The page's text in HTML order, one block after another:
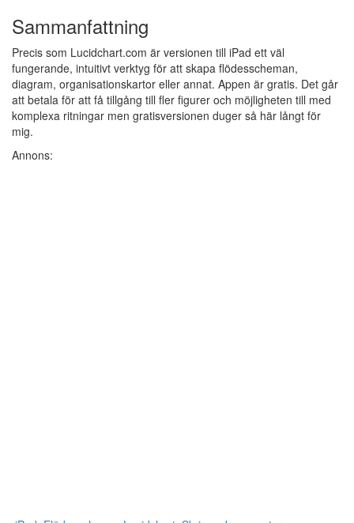
Sammanfattning
Precis som Lucidchart.com är versionen till iPad ett väl
fungerande, intuitivt verktyg för att skapa flödesscheman,
diagram, organisationskartor eller annat. Appen är gratis. Det går
att betala för att få tillgång till fler figurer och möjligheten till med
komplexa ritningar men gratisversionen duger så här långt för
mig.
Annons: